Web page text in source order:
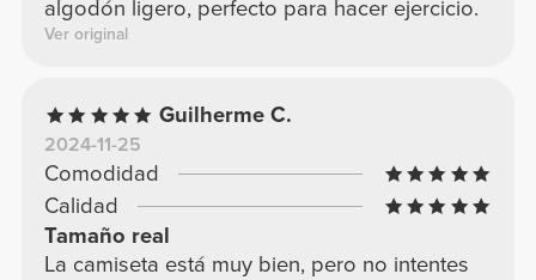
algodón ligero, perfecto para hacer ejercicio.
Ver original
Guilherme C.
2024-11-25
Comodidad
Calidad
Tamaño real
La camiseta está muy bien, pero no intentes